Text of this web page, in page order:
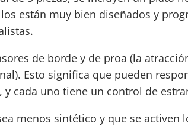
están muy bien diseñados y
de borde y de proa (la
Esto significa que pueden
y cada uno tiene un control de
menos sintético y que se activen